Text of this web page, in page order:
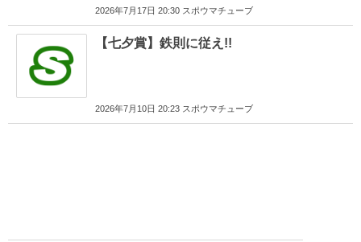
2026年7月17日 20:30 スポウマチューブ
【七夕賞】鉄則に従え!!
2026年7月10日 20:23 スポウマチューブ